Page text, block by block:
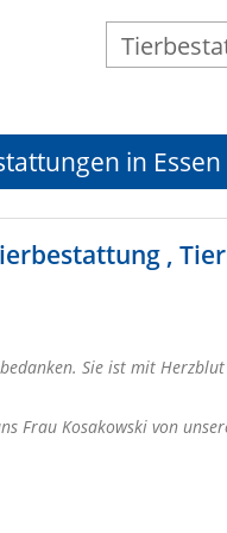
in Essen
Sie ist mit
Frau Kosakowski von